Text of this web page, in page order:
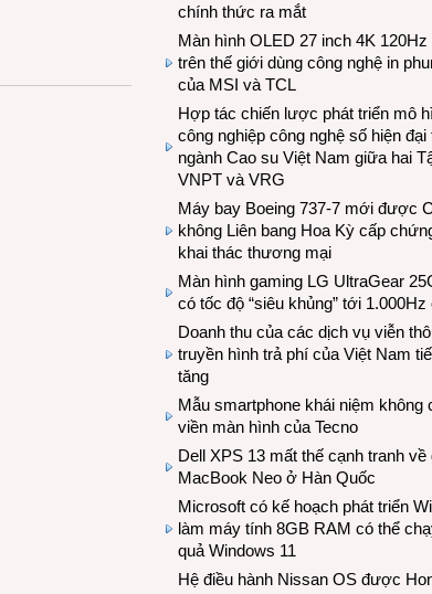
chính thức ra mắt
Màn hình OLED 27 inch 4K 120Hz
trên thế giới dùng công nghệ in
của MSI và TCL
Hợp tác chiến lược phát triển mô
công nghiệp công nghệ số hiện đại
ngành Cao su Việt Nam giữa hai
VNPT và VRG
Máy bay Boeing 737-7 mới được
không Liên bang Hoa Kỳ cấp
khai thác thương mại
Màn hình gaming LG UltraGear
có tốc độ “siêu khủng” tới
Doanh thu của các dịch vụ viễn
truyền hình trả phí của Việt Nam
tăng
Mẫu smartphone khái niệm không
viền màn hình của Tecno
Dell XPS 13 mất thế cạnh tranh
MacBook Neo ở Hàn Quốc
Microsoft có kế hoạch phát triển
làm máy tính 8GB RAM có thể
quả Windows 11
Hệ điều hành Nissan OS được